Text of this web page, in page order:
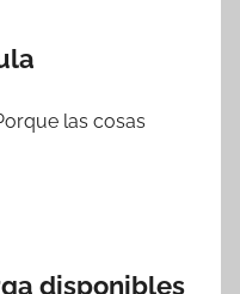
las cosas
disponibles